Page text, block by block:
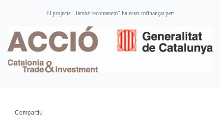
El projecte "També recomanem" ha estat cofinançat per:
Compartiu